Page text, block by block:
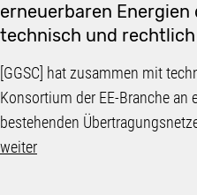
erneuerbaren
technisch und
[GGSC] hat zusammen mit
Konsortium der EE-Branche
bestehenden
weiter